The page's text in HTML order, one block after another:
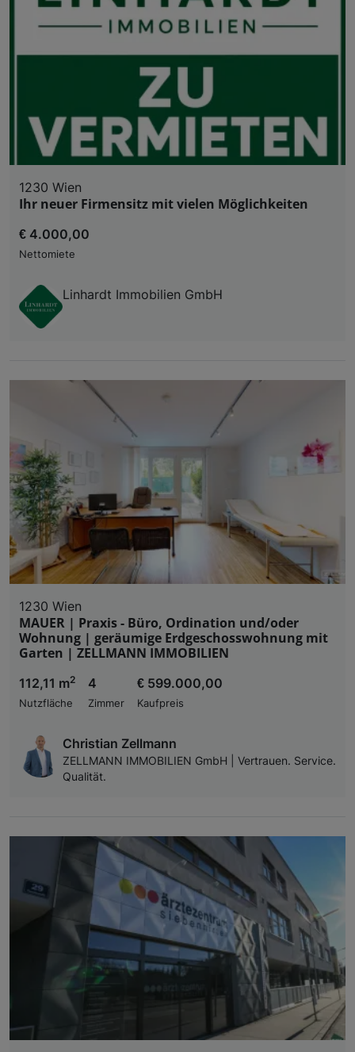
1230 Wien
Ihr neuer Firmensitz mit vielen Möglichkeiten
€ 4.000,00
Nettomiete
Linhardt Immobilien GmbH
1230 Wien
MAUER | Praxis - Büro, Ordination und/oder
Wohnung | geräumige Erdgeschosswohnung mit
Garten | ZELLMANN IMMOBILIEN
112,11 m2
Nutzfläche
4
Zimmer
€ 599.000,00
Kaufpreis
Christian Zellmann
ZELLMANN IMMOBILIEN GmbH | Vertrauen. Service.
Qualität.